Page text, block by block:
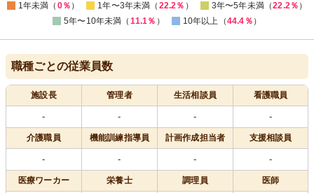
1年未満（ 0％ ） 1年〜3年未満（ 22.2％ ） 3年〜5年未満（22.2％ ）
5年〜10年未満（ 11.1％ ） 10年以上（44.4％ ）
職種ごとの従業員数
施設長 管理者 生活相談員 看護職員
- - - -
介護職員 機能訓練指導員 計画作成担当者 支援相談員
- - - -
医療ワーカー 栄養士 調理員 医師